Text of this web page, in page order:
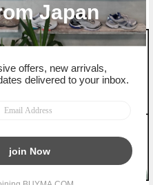
PERSONAL SHOPPER
*Felice*
¥3,000クーポン